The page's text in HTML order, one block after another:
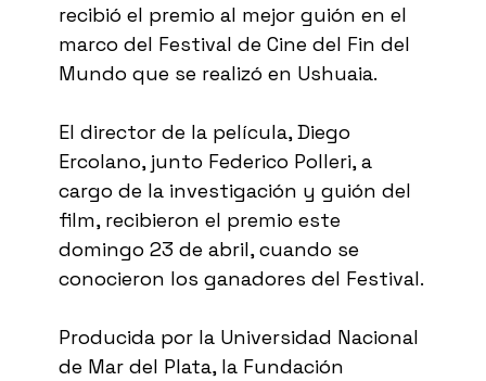
recibió el premio al mejor guión en el
marco del Festival de Cine del Fin del
Mundo que se realizó en Ushuaia.
El director de la película, Diego
Ercolano, junto Federico Polleri, a
cargo de la investigación y guión del
film, recibieron el premio este
domingo 23 de abril, cuando se
conocieron los ganadores del Festival.
Producida por la Universidad Nacional
de Mar del Plata, la Fundación